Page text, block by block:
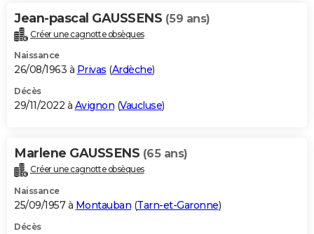
Jean-pascal GAUSSENS (59 ans)
Créer une cagnotte obsèques
Naissance
26/08/1963 à Privas (Ardèche)
Décès
29/11/2022 à Avignon (Vaucluse)
Marlene GAUSSENS (65 ans)
Créer une cagnotte obsèques
Naissance
25/09/1957 à Montauban (Tarn-et-Garonne)
Décès